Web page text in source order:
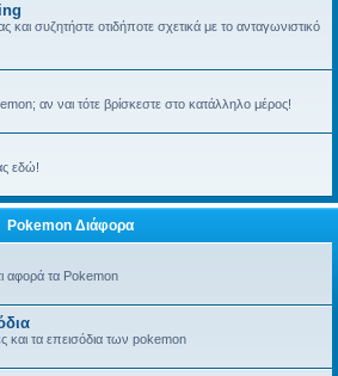
και συζητήστε οτιδήποτε σχετικά με το ανταγωνιστικό
αν ναι τότε βρίσκεστε στο κατάλληλο μέρος!
εδώ!
Pokemon Διάφορα
αφορά τα Pokemon
και τα επεισόδια των pokemon